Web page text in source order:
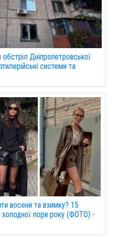
обстріл Дніпропетровської
системи та
восени та взимку? 15
холодної пори року (ФОТО) -